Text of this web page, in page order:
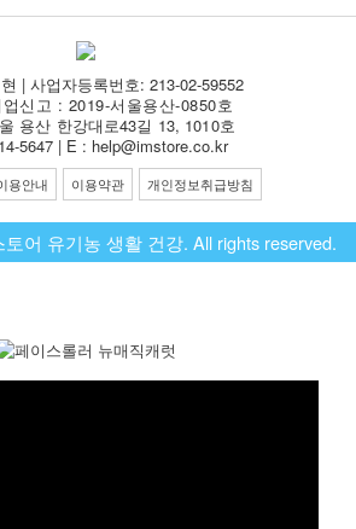
| 사업자등록번호: 213-02-59552
신고 : 2019-서울용산-0850호
용산 한강대로43길 13, 1010호
5647 | E : help@imstore.co.kr
용안내 이용약관 개인정보취급방침
어 유기농 생활 건강. All rights reserved.